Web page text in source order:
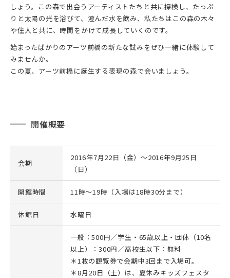
しょう。この森で出会うアーティストたちと共に探検し、たっぷ
りと太陽の光を浴びて、澄んだ水を飲み、私たちはこの森の木々
や住人と共に、時間をかけて成長していくのです。
始まったばかりのアーツ前橋の新たな試みをぜひ一緒に体験して
みませんか。
この夏、アーツ前橋に誕生する表現の森で会いましょう。
開催概要
会期
2016年7月22日（金）～2016年9月25日
（日）
開館時間 11時～19時（入場は18時30分まで）
休館日 水曜日
一般：500円／学生・65歳以上・団体（10名
以上）：300円／高校生以下：無料
＊1枚の観覧券で会期中3回まで入場可。
＊8月20日（土）は、夏休みキッズフェスタ